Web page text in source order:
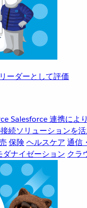
ーダーとして評価
Salesforce 連携によ
続ソリューションを
保険 ヘルスケア 通信
ナイゼーション クラ